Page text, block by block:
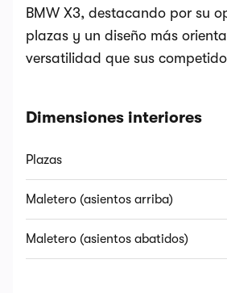
BMW X3, destacando por su
plazas y un diseño más
versatilidad que sus
Dimensiones interiores
Plazas
Maletero (asientos arriba)
Maletero (asientos abatidos)